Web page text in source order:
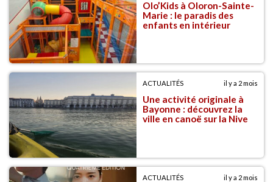
Olo’Kids à Oloron-Sainte-
Marie : le paradis des
enfants en intérieur
ACTUALITÉS il y a 2 mois
Une activité originale à
Bayonne : découvrez la
ville en canoë sur la Nive
ACTUALITÉS il y a 2 mois